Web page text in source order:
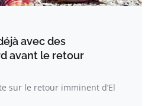
avec des
avant le retour
sur le retour imminent d’El